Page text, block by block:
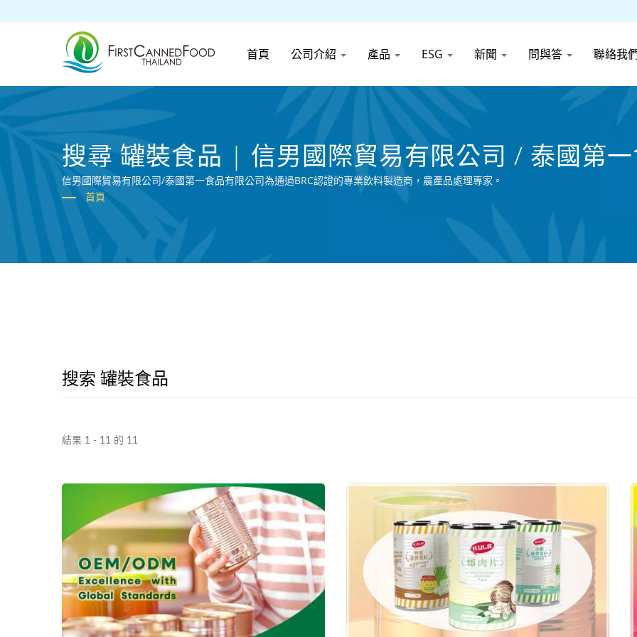
首頁 公司介紹 產品 ESG 新聞 問與答 聯絡我
搜尋 罐裝食品 | 信男國際貿易有限公司 / 泰國第
信男國際貿易有限公司/泰國第一食品有限公司為通過BRC認證的專業飲料製造商，農產品處理專家。
首頁
搜索 罐裝食品
結果 1 - 11 的 11